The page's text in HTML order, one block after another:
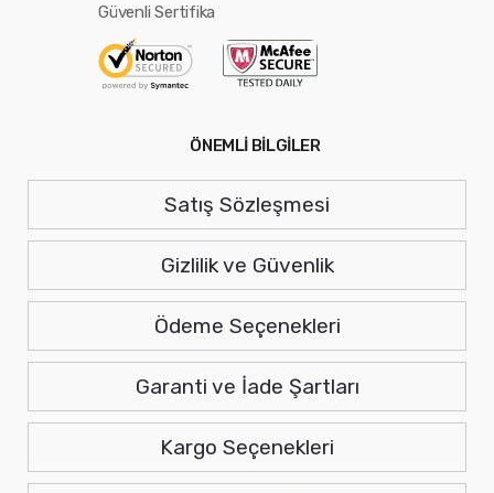
Güvenli Sertifika
ÖNEMLİ BİLGİLER
Satış Sözleşmesi
Gizlilik ve Güvenlik
Ödeme Seçenekleri
Garanti ve İade Şartları
Kargo Seçenekleri